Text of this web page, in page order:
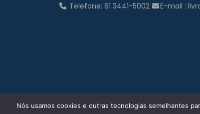
Telefone: 61 3441-5002 E-mail :
Nós usamos cookies e outras tecnologias semelhantes